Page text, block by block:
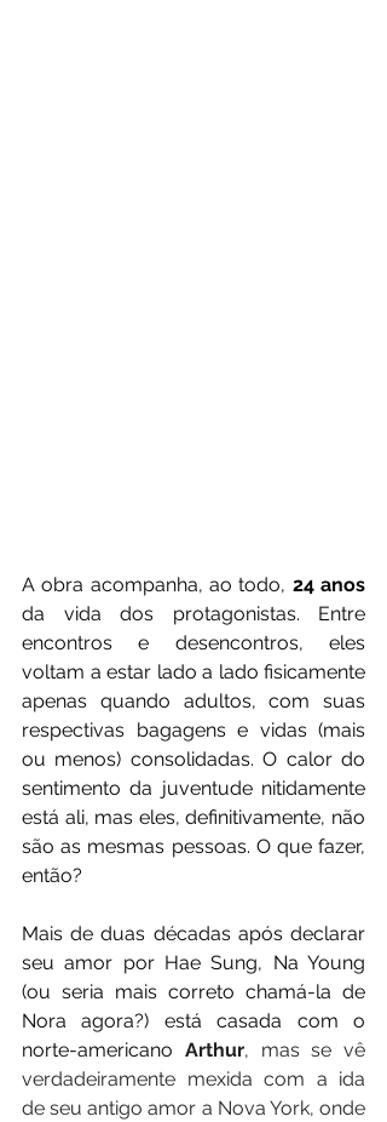
A obra acompanha, ao todo, 24 anos
da vida dos protagonistas. Entre
encontros e desencontros, eles
voltam a estar lado a lado fisicamente
apenas quando adultos, com suas
respectivas bagagens e vidas (mais
ou menos) consolidadas. O calor do
sentimento da juventude nitidamente
está ali, mas eles, definitivamente, não
são as mesmas pessoas. O que fazer,
então?
Mais de duas décadas após declarar
seu amor por Hae Sung, Na Young
(ou seria mais correto chamá-la de
Nora agora?) está casada com o
norte-americano Arthur, mas se vê
verdadeiramente mexida com a ida
de seu antigo amor a Nova York, onde